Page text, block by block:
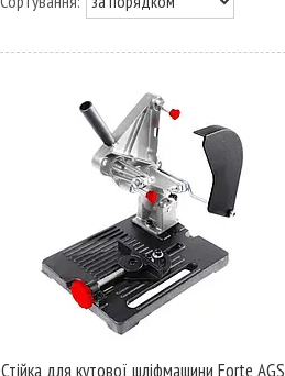
Стійка для кутової шліфмашини Forte AGS